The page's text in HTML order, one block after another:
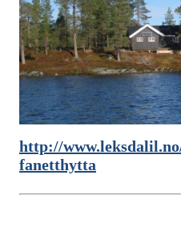
http://
fanetthytta